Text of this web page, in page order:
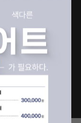
eyelids turned into
sausages..
#PlasticSurgery
#DoubleEyelids
#EyeSurgery #fyp